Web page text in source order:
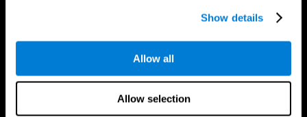
Show details
Allow all
Allow selection